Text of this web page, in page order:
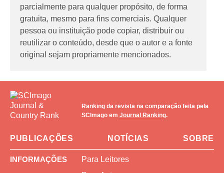
parcialmente para qualquer propósito, de forma
gratuita, mesmo para fins comerciais. Qualquer
pessoa ou instituição pode copiar, distribuir ou
reutilizar o conteúdo, desde que o autor e a fonte
original sejam propriamente mencionados.
Ranking da revista na comparação feita pela
SCImago em Journal Ranking.
PUBLICAÇÕES NOTÍCIAS SOBRE
INFORMAÇÕES
Para Leitores